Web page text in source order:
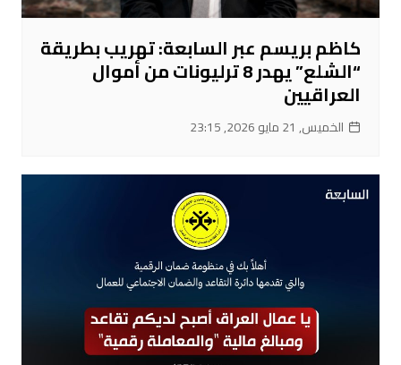
كاظم بريسم عبر السابعة: تهريب بطريقة
“الشلع” يهدر 8 ترليونات من أموال
العراقيين
الخميس, 21 مايو 2026, 23:15